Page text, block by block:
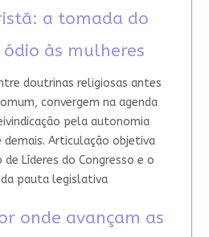
a tomada do
ódio às mulheres
doutrinas religiosas antes
convergem na agenda
pela autonomia
Articulação objetiva
Líderes do Congresso e o
pauta legislativa
onde avançam as